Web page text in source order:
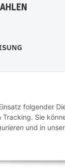
folgender
Sie
und in